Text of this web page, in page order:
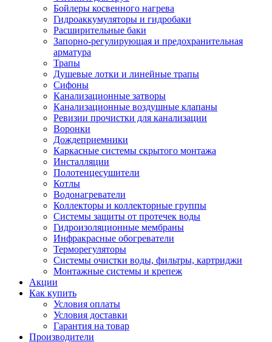
Бойлеры косвенного нагрева
Гидроаккумуляторы и гидробаки
Расширительные баки
Запорно-регулирующая и предохранительная
арматура
Трапы
Душевые лотки и линейные трапы
Сифоны
Канализационные затворы
Канализационные воздушные клапаны
Ревизии прочистки для канализации
Воронки
Дождеприемники
Каркасные системы скрытого монтажа
Инсталляции
Полотенцесушители
Котлы
Водонагреватели
Коллекторы и коллекторные группы
Системы защиты от протечек воды
Гидроизоляционные мембраны
Инфракрасные обогреватели
Терморегуляторы
Системы очистки воды, фильтры, картриджи
Монтажные системы и крепеж
Акции
Как купить
Условия оплаты
Условия доставки
Гарантия на товар
Производители